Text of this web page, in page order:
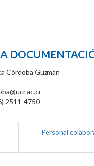
Córdoba Guzmán
2511-4750
Personal